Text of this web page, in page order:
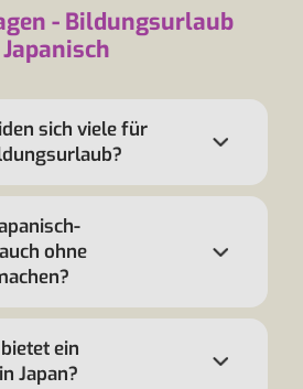
- Bildungsurlaub
Japanisch
sich viele für
ohne
ein
Japan?